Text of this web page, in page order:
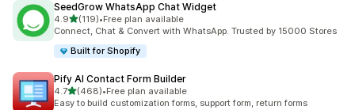
SeedGrow WhatsApp Chat Widget
4.9เต็ม 5 ดาว
(119)
ทั้งหมด 119 รีวิว
•Free plan available
Connect, Chat & Convert with WhatsApp. Trusted by 15000 Stores
Built for Shopify
Pify AI Contact Form Builder
4.7เต็ม 5 ดาว
(468)
ทั้งหมด 468 รีวิว
•Free plan available
Easy to build customization forms, support form, return forms